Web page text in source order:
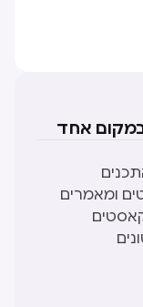
אחד
ומאמרים